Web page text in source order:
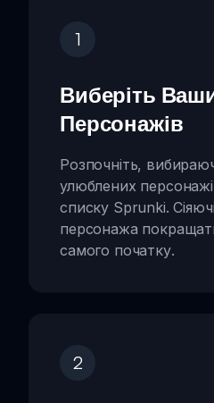
1
Виберіть
Персонажів
Розпочніть,
улюблених
списку Sprunki.
персонажа
самого початку.
2